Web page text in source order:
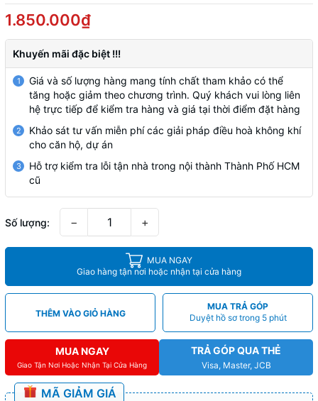
1.850.000₫
Khuyến mãi đặc biệt !!!
1
Giá và số lượng hàng mang tính chất tham khảo có thể
tăng hoặc giảm theo chương trình. Quý khách vui lòng liên
hệ trực tiếp để kiểm tra hàng và giá tại thời điểm đặt hàng
2
Khảo sát tư vấn miễn phí các giải pháp điều hoà không khí
cho căn hộ, dự án
3
Hỗ trợ kiểm tra lỗi tận nhà trong nội thành Thành Phố HCM
cũ
Số lượng: − +
MUA NGAY
Giao hàng tận nơi hoặc nhận tại cửa hàng
THÊM VÀO GIỎ HÀNG
MUA TRẢ GÓP
Duyệt hồ sơ trong 5 phút
MUA NGAY
Giao Tận Nơi Hoặc Nhận Tại Cửa Hàng
TRẢ GÓP QUA THẺ
Visa, Master, JCB
MÃ GIẢM GIÁ